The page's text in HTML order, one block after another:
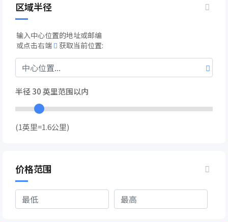
区域半径
输入中心位置的地址或邮编
或点击右端
获取当前位置:
半径30英里范围以内
(1英里=1.6公里)
价格范围